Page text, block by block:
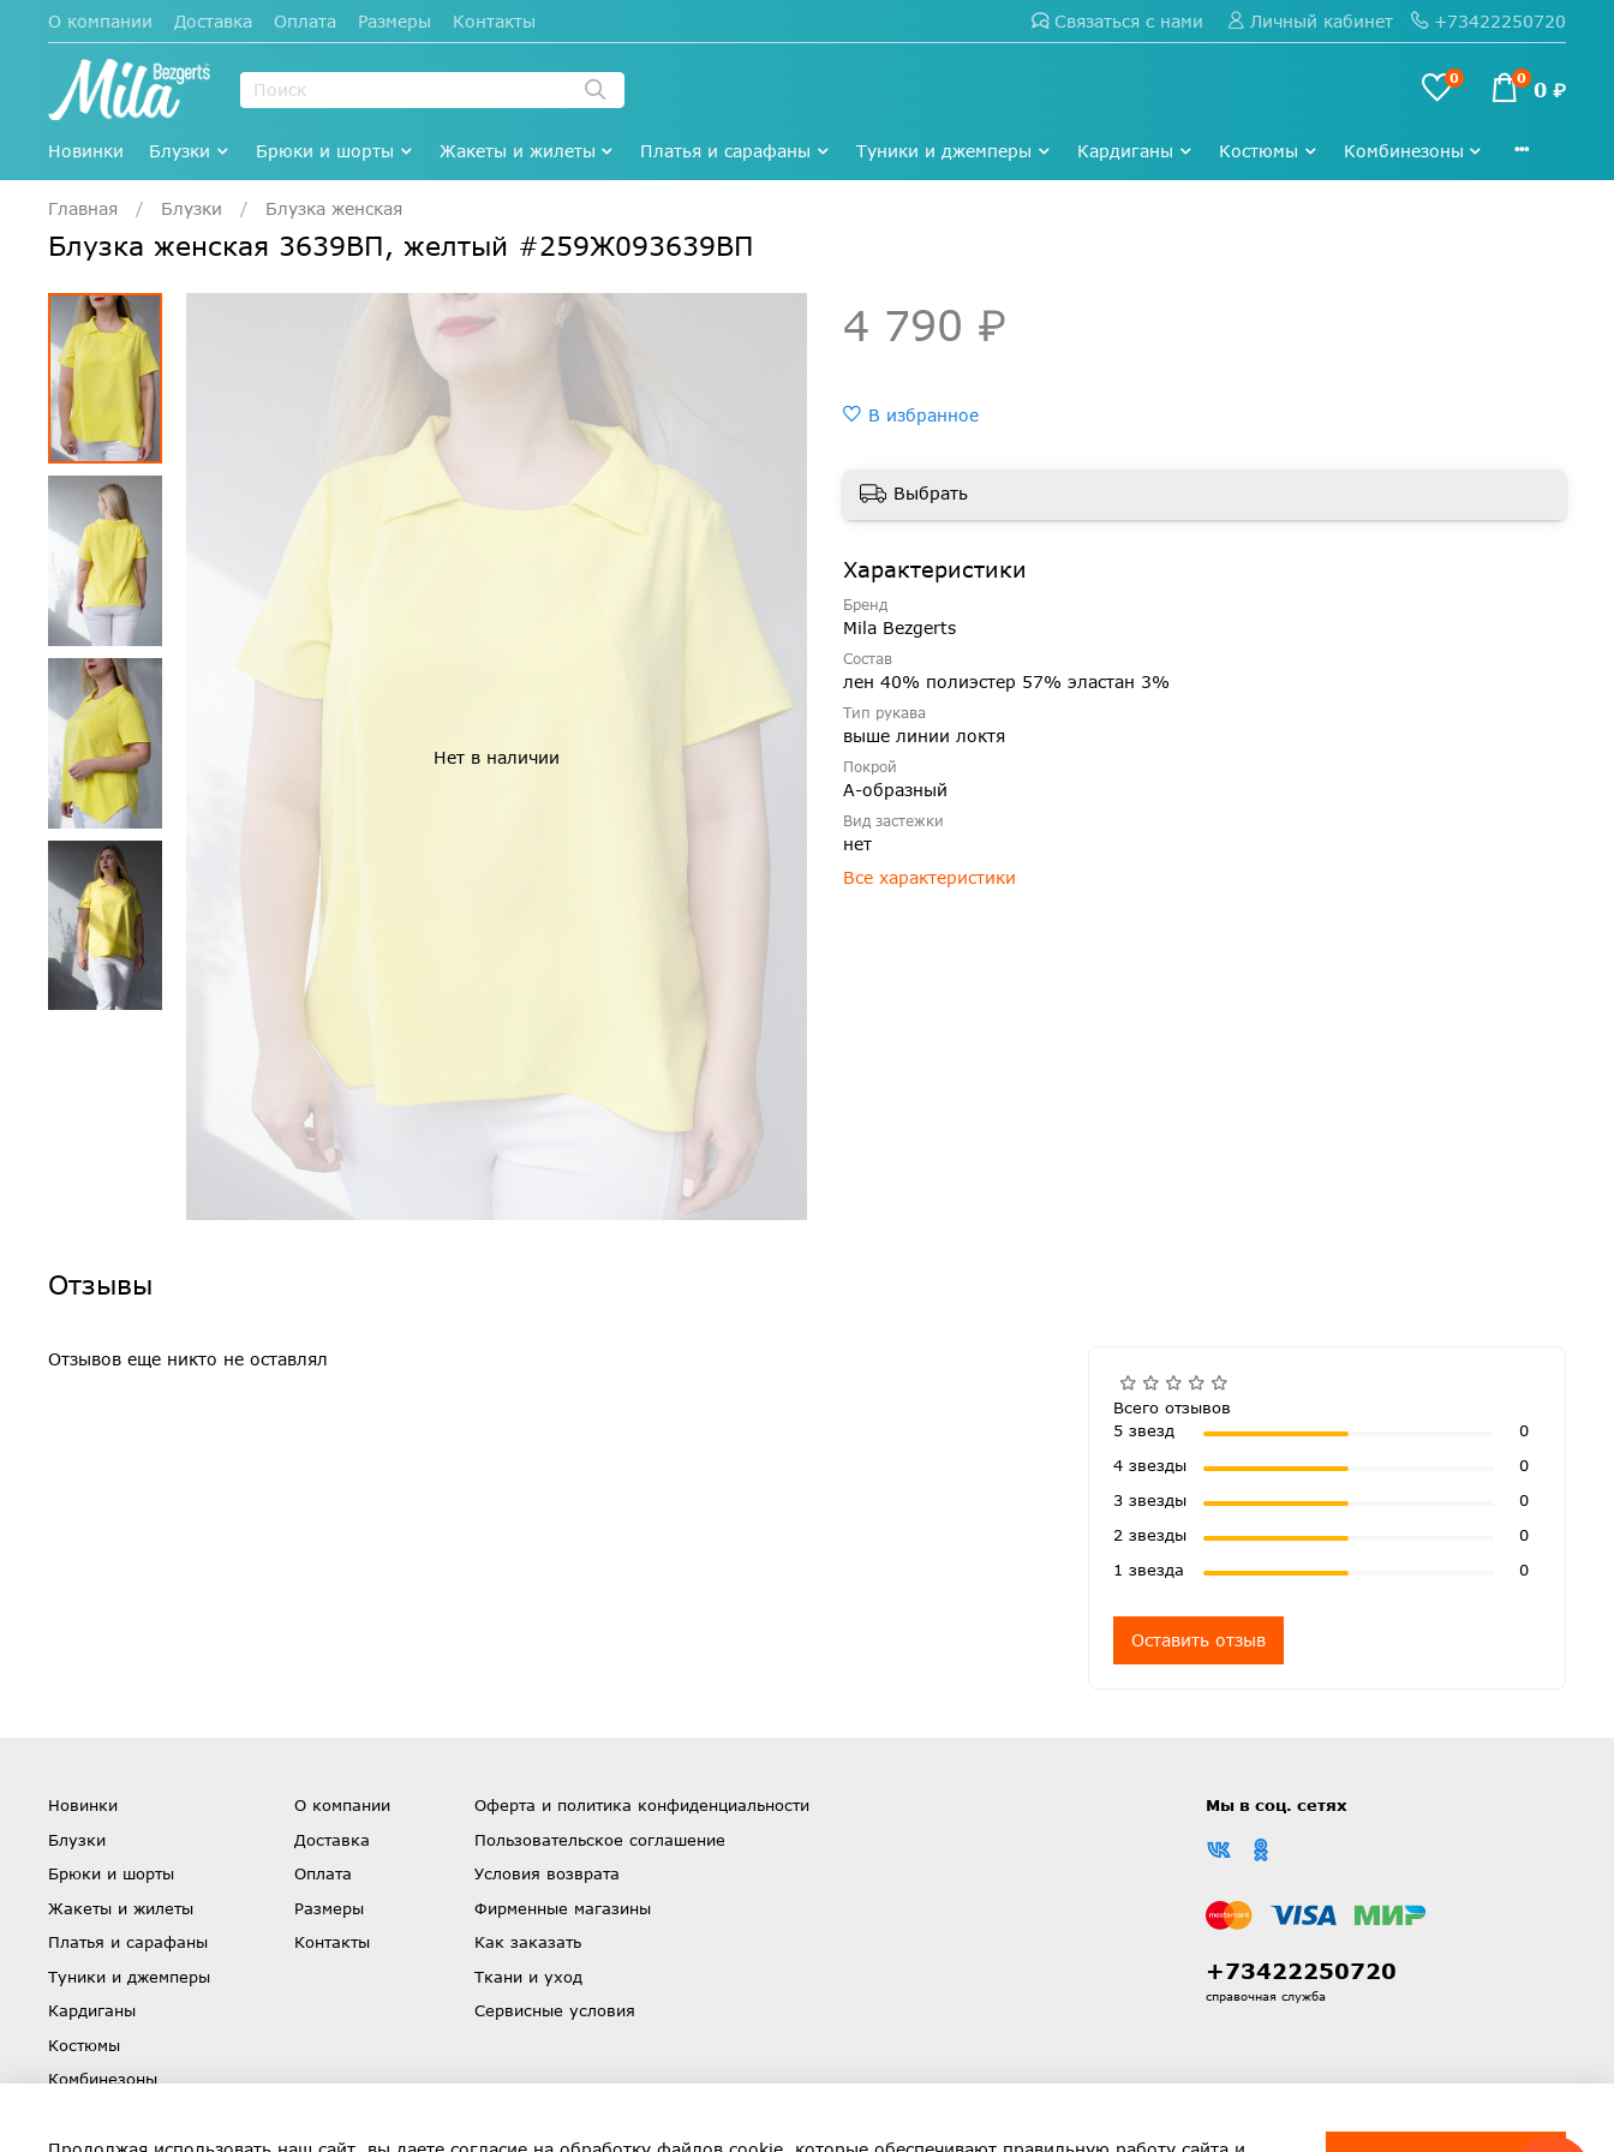
О компании Доставка Оплата Размеры Контакты Связаться с нами Личный кабинет +73422250720
0 0 0 ₽
Новинки Блузки Брюки и шорты Жакеты и жилеты Платья и сарафаны Туники и джемперы Кардиганы Костюмы Комбинезоны
Главная Блузки Блузка женская
Блузка женская 3639ВП, желтый #259Ж093639ВП
Нет в наличии
4 790 ₽
В избранное
Выбрать
Характеристики
Бренд
Mila Bezgerts
Состав
лен 40% полиэстер 57% эластан 3%
Тип рукава
выше линии локтя
Покрой
А-образный
Вид застежки
нет
Все характеристики
Отзывы
Отзывов еще никто не оставлял
Всего отзывов
5 звезд
0
4 звезды
0
3 звезды
0
2 звезды
0
1 звезда
0
Оставить отзыв
Новинки
Блузки
Брюки и шорты
Жакеты и жилеты
Платья и сарафаны
Туники и джемперы
Кардиганы
Костюмы
Комбинезоны
Скидки
О компании
Доставка
Оплата
Размеры
Контакты
Оферта и политика конфиденциальности
Пользовательское соглашение
Условия возврата
Фирменные магазины
Как заказать
Ткани и уход
Сервисные условия
Мы в соц. сетях
+73422250720
справочная служба